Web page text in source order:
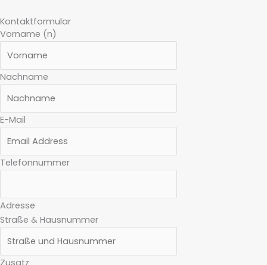
Kontaktformular
Vorname (n)
Nachname
E-Mail
Telefonnummer
Adresse
Straße & Hausnummer
Zusatz